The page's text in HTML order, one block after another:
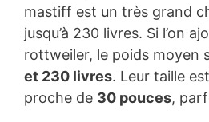
mastiff est un très grand
jusqu’à 230 livres. Si l’on
rottweiler, le poids moyen
et 230 livres. Leur taille
proche de 30 pouces,